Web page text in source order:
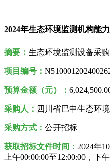
2024年生态环境监测机构能
摘要： 生态环境监测设备采购
项目编号：
预算金额（元）：
采购人 ： 四川省巴中生态环
采购方式： 公开招标
获取招标文件时间： 2024年
上午00:00:00至12:00:00，下